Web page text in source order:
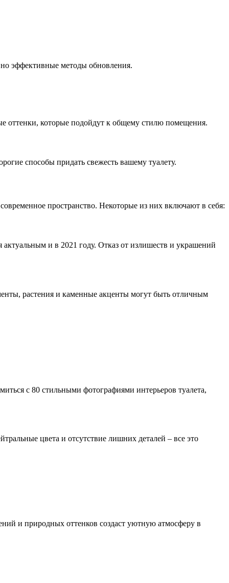
эффективные методы обновления.
оттенки, которые подойдут к общему стилю помещения.
способы придать свежесть вашему туалету.
пространство. Некоторые из них включают в себя:
и в 2021 году. Отказ от излишеств и украшений
растения и каменные акценты могут быть отличным
с 80 стильными фотографиями интерьеров туалета,
цвета и отсутствие лишних деталей – все это
и природных оттенков создаст уютную атмосферу в